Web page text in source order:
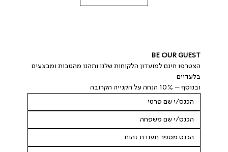
BE OUR GUEST
הצטרפו חינם למועדון הלקוחות שלנו ותהנו מהטבות ומבצעים
בלעדיים
ובנוסף – 10% הנחה על הקנייה הקרובה